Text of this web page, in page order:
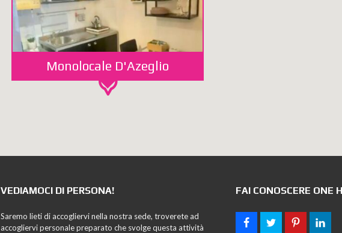
Monolocale D'Azeglio
VEDIAMOCI DI PERSONA!
Saremo lieti di accogliervi nella nostra sede, troverete ad
accogliervi personale preparato che svolge questa attività
FAI CONOSCERE ONE